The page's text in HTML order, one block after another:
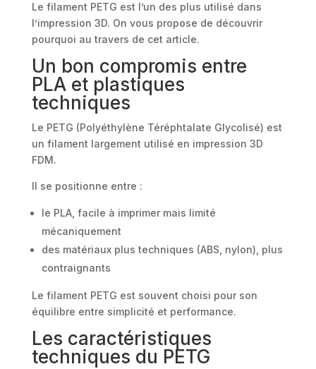
Le filament PETG est l’un des plus utilisé dans
l’impression 3D. On vous propose de découvrir
pourquoi au travers de cet article.
Un bon compromis entre
PLA et plastiques
techniques
Le PETG (Polyéthylène Téréphtalate Glycolisé) est
un filament largement utilisé en impression 3D
FDM.
Il se positionne entre :
le PLA, facile à imprimer mais limité
mécaniquement
des matériaux plus techniques (ABS, nylon), plus
contraignants
Le filament PETG est souvent choisi pour son
équilibre entre simplicité et performance.
Les caractéristiques
techniques du PETG